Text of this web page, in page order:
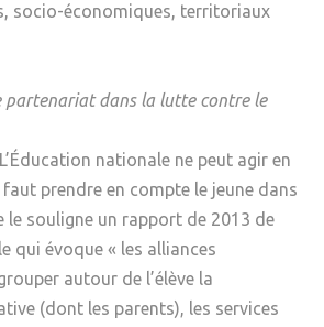
socio-économiques, territoriaux
partenariat dans la lutte contre le
nationale ne peut agir en
prendre en compte le jeune dans
le souligne un rapport de 2013 de
qui évoque « les alliances
autour de l’élève la
(dont les parents), les services